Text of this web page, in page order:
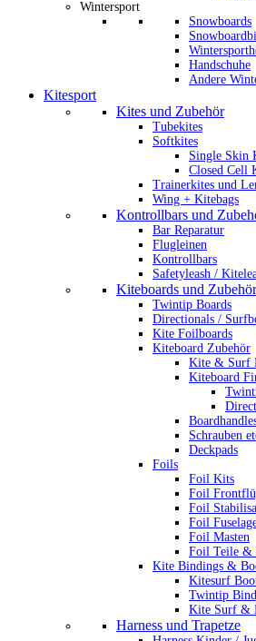
Wintersport
Snowboards
Handschuhe
Andere
Kitesport
Kites und Zubehör
Tubekites
Softkites
Single Skin
Closed Cell
Trainerkites und
Wing + Kitebags
Kontrollbars und
Bar Reparatur
Flugleinen
Kontrollbars
Safetyleash /
Kiteboards und Zubehör
Twintip Boards
Directionals /
Kite Foilboards
Kiteboard Zubehör
Kite & Surf
Kiteboard
Schrauben
Deckpads
Foils
Foil Kits
Foil
Foil
Foil
Foil Masten
Foil Teile &
Kite Bindings &
Kitesurf
Twintip
Kite Surf &
Harness und Trapetze